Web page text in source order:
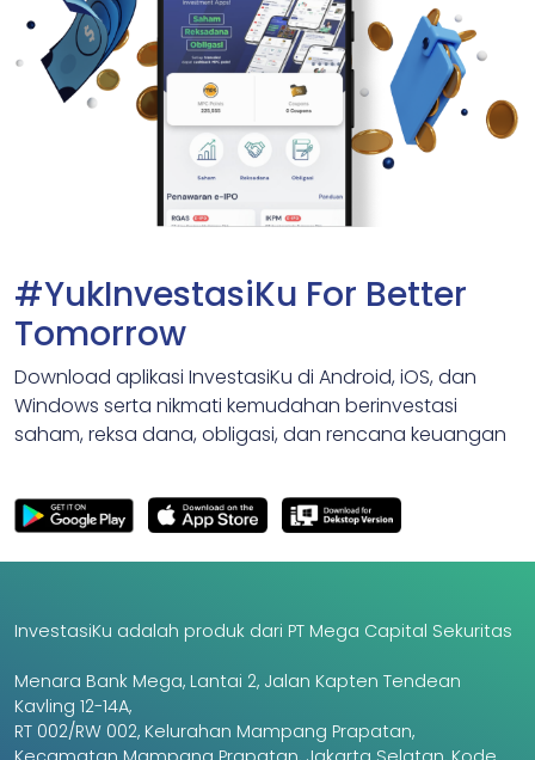
#YukInvestasiKu For Better
Tomorrow
Download aplikasi InvestasiKu di Android, iOS, dan
Windows serta nikmati kemudahan berinvestasi
saham, reksa dana, obligasi, dan rencana keuangan
InvestasiKu adalah produk dari PT Mega Capital Sekuritas
Menara Bank Mega, Lantai 2, Jalan Kapten Tendean
Kavling 12-14A,
RT 002/RW 002, Kelurahan Mampang Prapatan,